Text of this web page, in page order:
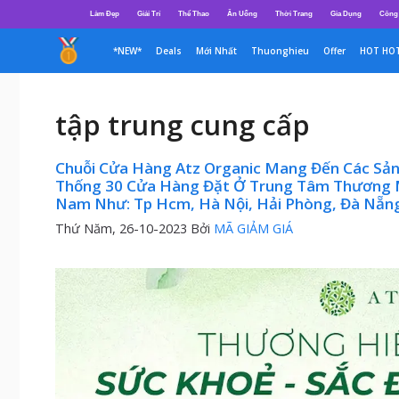
đến
dung
Làm Đẹp Giải Trí Thể Thao Ăn Uống Thời Trang Gia Dụng Công
*NEW* Deals Mới Nhất Thuonghieu Offer HOT
tập trung cung cấp
Chuỗi Cửa Hàng Atz Organic Mang Đến Các
Thống 30 Cửa Hàng Đặt Ở Trung Tâm Thương
Nam Như: Tp Hcm, Hà Nội, Hải Phòng, Đà
Thứ Năm, 26-10-2023 Bởi MÃ GIẢM GIÁ